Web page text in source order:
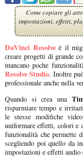
Come copiare gli
impostazioni, effetti,
DaVinci Resolveè il
creare progetti di grande
mancano poche
Resolve Studio. Inoltre
professionale anche nella
Quando si crea una
risparmiare tempo e
le stesse modifiche
uniformare effetti, colori e
funzionalità che permette
scegliendo poi quello da
impostazioni e effetti audio